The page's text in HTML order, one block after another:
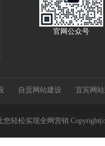
官网公众号
自贡网站建设 宜宾网
轻松实现全网营销